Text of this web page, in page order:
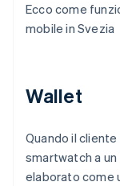
Ecco come
mobile in Svezia
Wallet
Quando il
smartwatch a
elaborato come